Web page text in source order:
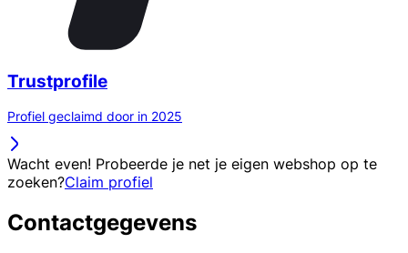
Trustprofile
Profiel geclaimd door in 2025
Wacht even! Probeerde je net je eigen webshop op te
zoeken?Claim profiel
Contactgegevens